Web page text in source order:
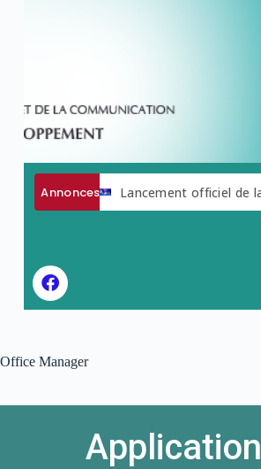
Annonces
AVIS A MANIFESTATION D ‘INTERET
Office Manager
Application